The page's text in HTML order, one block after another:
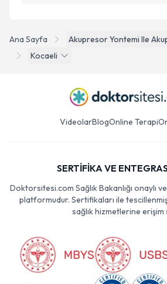
Ana Sayfa
Akupresor Yontemi Ile
Kocaeli
VideolarBlogOnline Terapi
SERTİFİKA VE
Doktorsitesi.com Sağlık Bakanlığı onaylı
platformudur. Sertifikaları ile
sağlık hizmetlerine erişim